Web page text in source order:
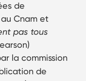
de
Cnam et
pas tous
la commission
de